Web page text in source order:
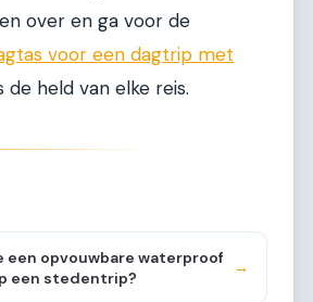
over en ga voor de
voor een dagtrip met
de held van elke reis.
een opvouwbare waterproof
een stedentrip?
→